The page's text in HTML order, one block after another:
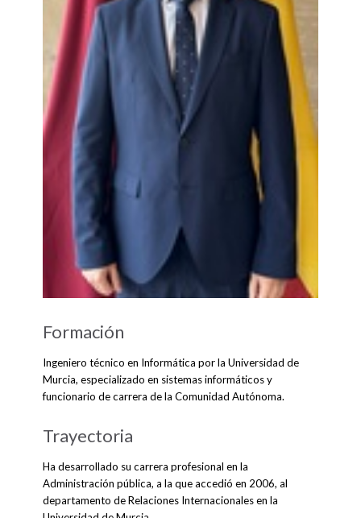
Formación
Ingeniero técnico en Informática por la Universidad de
Murcia, especializado en sistemas informáticos y
funcionario de carrera de la Comunidad Autónoma.
Trayectoria
Ha desarrollado su carrera profesional en la
Administración pública, a la que accedió en 2006, al
departamento de Relaciones Internacionales en la